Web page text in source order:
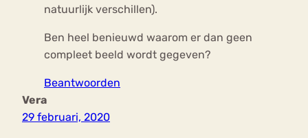
natuurlijk verschillen).
Ben heel benieuwd waarom er dan geen
compleet beeld wordt gegeven?
Beantwoorden
Vera
29 februari, 2020